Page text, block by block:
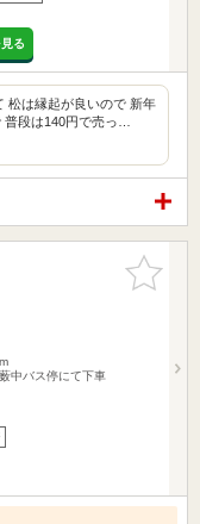
る
松は縁起が良いので 新年
段は140円で売っ…
お気に入
りに追加
中バス停にて下車